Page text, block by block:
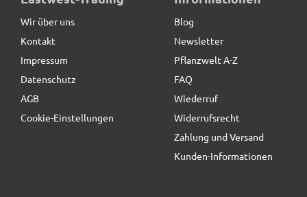
48,50 € *
Wir über uns
Kontakt
Impressum
Datenschutz
AGB
Cookie-Einstellungen
Blog
Newsletter
Pflanzwelt A-Z
FAQ
Wiederruf
Widerrufsrecht
Zahlung und Versand
Kunden-Informationen